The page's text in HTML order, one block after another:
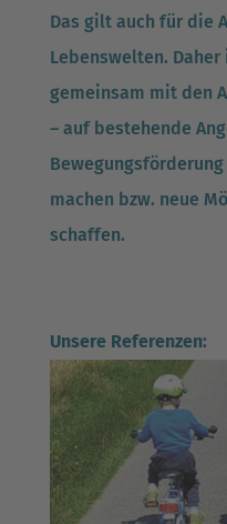
Das gilt auch für die
Lebenswelten.
gemeinsam mit den
– auf bestehende
machen bzw. neue
schaffen.
Unsere Referenzen: